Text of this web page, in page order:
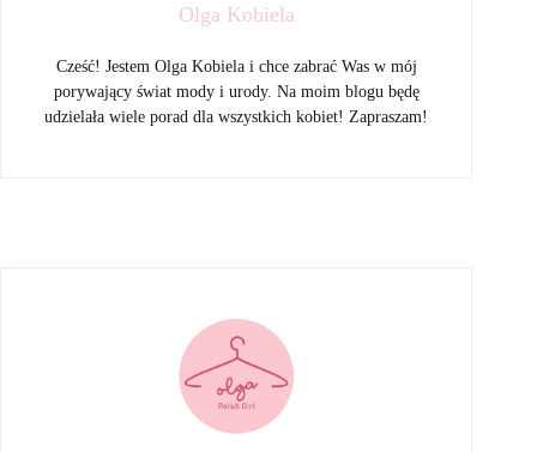
Olga Kobiela
Cześć! Jestem Olga Kobiela i chce zabrać Was w mój
porywający świat mody i urody. Na moim blogu będę
udzielała wiele porad dla wszystkich kobiet! Zapraszam!